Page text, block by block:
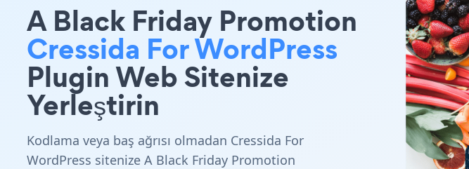
A Black Friday Promotion
Cressida For WordPress
Plugin Web Sitenize
Yerleştirin
Kodlama veya baş ağrısı olmadan Cressida For
WordPress sitenize A Black Friday Promotion